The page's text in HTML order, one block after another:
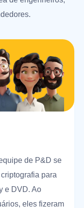
de P&D se
para
e DVD. Ao
eles fizeram